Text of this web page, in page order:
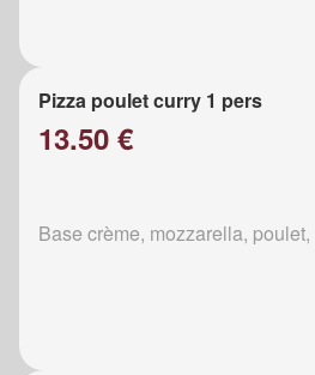
Pizza poulet curry 1 pers
13.50 €
Base crème, mozzarella,